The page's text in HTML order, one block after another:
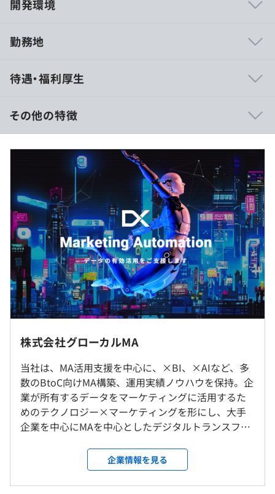
開発環境
グの知識を持つ「MAマーケティングコンサルタント」が
デジタルマーケティング分野で経験が積めるのはもちろ
ん、幅広い経験・知識を身に着けることができます。
大手企業との取引も多く、大規模プロジェクトにも参画で
きることで、経験や知識の幅がより一層広がります。
◆成長中の少数精鋭の企業であるため、裁量権が大きく、
風通しのよさも魅力のひとつ。
アットホームな環境で意見を出し合い、仲間と一緒に成長
していける環境です。
①開封率向上サービス『件名AI』
AIを駆使して顧客に最適な施策でアプローチ。お客さまの
マーケティング成果向上に貢献します。※特許取得済み
の情報を基に、自動で件名を生成
「件名評価AI」：企業の持つ顧客情報、配信情報からモデ
ルを作成し、件名に対する顧客の開封率をスコアリング
②「たたき台くん」マーケティングオートメーション・サ
ービス
従来、メールやランディングページ（LP）、チラシなど
のデザイン作成やMA施策の企画設計は、担当者が要件を
勤務地
原則、出社勤務となりますが、週一日の在宅勤務可能で
す。
FLEX勤務制度を導入しています。(コアタイム 10:00 -
17:00)
就業場所の変更範囲
＜雇入時＞
待遇・福利厚生
◆年収例
500～650万円 ※経験・スキルに応じて相談可
※みなし残業代30時間/月込み、賞与年間2回 (2ケ月)
固定残業時間を超えた場合は追加で支給
・年収500万円の場合
基本給：28.9万円
固定残業代：6.9万円
・年収650万円の場合
基本給：37.6万円
固定残業代：8.8万円
（※ 想定年収は年収提示額を保証するものではありません）
【フレックス制】
標準労働時間：8時間／コアタイム：10:00～17:00
※9:00～18:00で勤務している社員が多いです
その他の特徴
株式会社グローカルMA
当社は、MA活用支援を中心に、×BI、×AIなど、多
数のBtoC向けMA構築、運用実績ノウハウを保持。企
業が所有するデータをマーケティングに活用するた
めのテクノロジー×マーケティングを形にし、大手
企業を中心にMAを中心としたデジタルトランスフォ
データ連携、シナリオ作成・実装、効果測定など、
どのパートも専門人員が各企業に合った適切な提案
をいたします。 私たちは、注目分野であるマーケテ
企業情報を見る